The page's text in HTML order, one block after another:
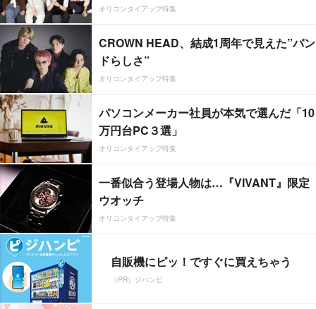
オリコンタイアップ特集
CROWN HEAD、結成1周年で見えた”バン
ドらしさ”
オリコンタイアップ特集
パソコンメーカー社員が本気で選んだ「10
万円台PC３選」
オリコンタイアップ特集
一番似合う登場人物は…『VIVANT』限定
ウオッチ
オリコンタイアップ特集
自販機にピッ！ですぐに買えちゃう
（PR）ジハンピ